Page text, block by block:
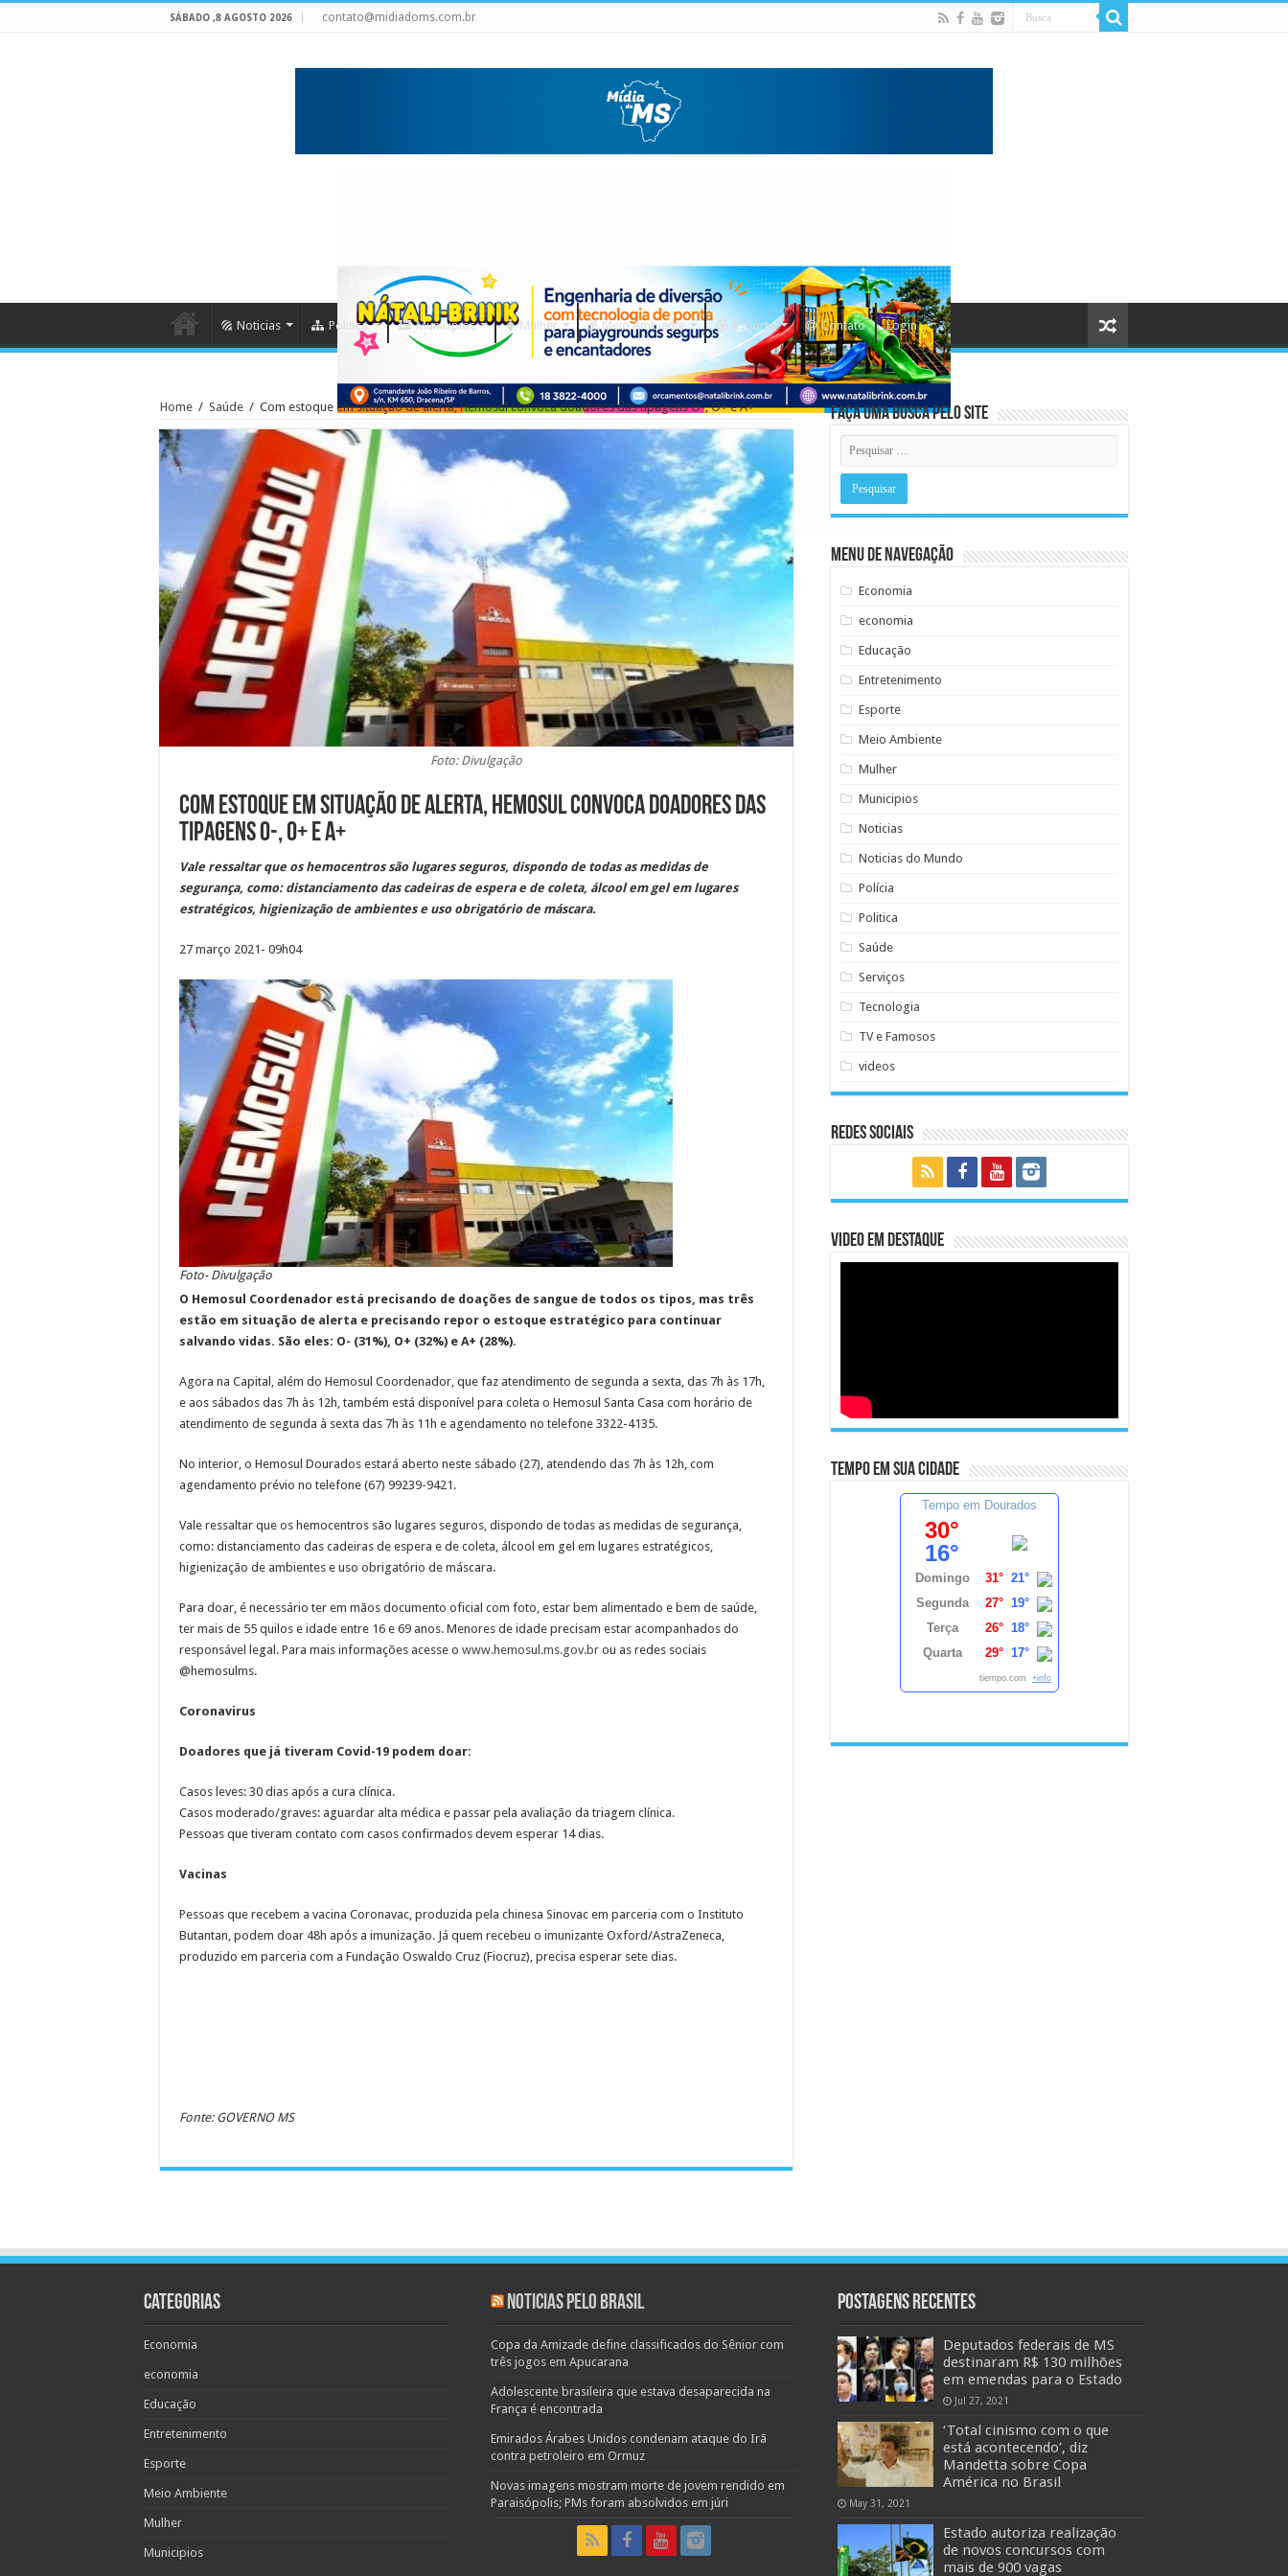
SÁBADO ,8 AGOSTO 2026 contato@midiadoms.com.br
Noticias Politica Municipios Mulher Meio Ambiente Esporte Contato Login
Home / Saúde / Com estoque em situação de alerta, Hemosul convoca doadores das tipagens O-, O+ e A+
Foto: Divulgação
Com estoque em situação de alerta, Hemosul convoca doadores das
tipagens O-, O+ e A+
Vale ressaltar que os hemocentros são lugares seguros, dispondo de todas as medidas de
segurança, como: distanciamento das cadeiras de espera e de coleta, álcool em gel em lugares
estratégicos, higienização de ambientes e uso obrigatório de máscara.
27 março 2021- 09h04
Foto- Divulgação
O Hemosul Coordenador está precisando de doações de sangue de todos os tipos, mas três
estão em situação de alerta e precisando repor o estoque estratégico para continuar
salvando vidas. São eles: O- (31%), O+ (32%) e A+ (28%).
Agora na Capital, além do Hemosul Coordenador, que faz atendimento de segunda a sexta, das 7h às 17h,
e aos sábados das 7h às 12h, também está disponível para coleta o Hemosul Santa Casa com horário de
atendimento de segunda à sexta das 7h às 11h e agendamento no telefone 3322-4135.
No interior, o Hemosul Dourados estará aberto neste sábado (27), atendendo das 7h às 12h, com
agendamento prévio no telefone (67) 99239-9421.
Vale ressaltar que os hemocentros são lugares seguros, dispondo de todas as medidas de segurança,
como: distanciamento das cadeiras de espera e de coleta, álcool em gel em lugares estratégicos,
higienização de ambientes e uso obrigatório de máscara.
Para doar, é necessário ter em mãos documento oficial com foto, estar bem alimentado e bem de saúde,
ter mais de 55 quilos e idade entre 16 e 69 anos. Menores de idade precisam estar acompanhados do
responsável legal. Para mais informações acesse o www.hemosul.ms.gov.br ou as redes sociais
@hemosulms.
Coronavirus
Doadores que já tiveram Covid-19 podem doar:
Casos leves: 30 dias após a cura clínica.
Casos moderado/graves: aguardar alta médica e passar pela avaliação da triagem clínica.
Pessoas que tiveram contato com casos confirmados devem esperar 14 dias.
Vacinas
Pessoas que recebem a vacina Coronavac, produzida pela chinesa Sinovac em parceria com o Instituto
Butantan, podem doar 48h após a imunização. Já quem recebeu o imunizante Oxford/AstraZeneca,
produzido em parceria com a Fundação Oswaldo Cruz (Fiocruz), precisa esperar sete dias.
Fonte: GOVERNO MS
Faça uma busca pelo Site
Menu de Navegação
Economia
economia
Educação
Entretenimento
Esporte
Meio Ambiente
Mulher
Municipios
Noticias
Noticias do Mundo
Polícia
Politica
Saúde
Serviços
Tecnologia
TV e Famosos
videos
Redes Sociais
Video em Destaque
Tempo em sua cidade
Tempo em Dourados
30°
16°
Domingo 31° 21°
Segunda
27° 19°
Terça
26° 18°
Quarta
29° 17°
tiempo.com +info
Categorias
Economia
economia
Educação
Entretenimento
Esporte
Meio Ambiente
Mulher
Municipios
Noticias pelo Brasil
Copa da Amizade define classificados do Sênior com
três jogos em Apucarana
Adolescente brasileira que estava desaparecida na
França é encontrada
Emirados Árabes Unidos condenam ataque do Irã
contra petroleiro em Ormuz
Novas imagens mostram morte de jovem rendido em
Paraisópolis; PMs foram absolvidos em júri
Postagens Recentes
Deputados federais de MS
destinaram R$ 130 milhões
em emendas para o Estado
Jul 27, 2021
‘Total cinismo com o que
está acontecendo’, diz
Mandetta sobre Copa
América no Brasil
May 31, 2021
Estado autoriza realização
de novos concursos com
mais de 900 vagas